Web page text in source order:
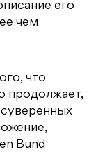
его
чем
что
продолжает,
Bund